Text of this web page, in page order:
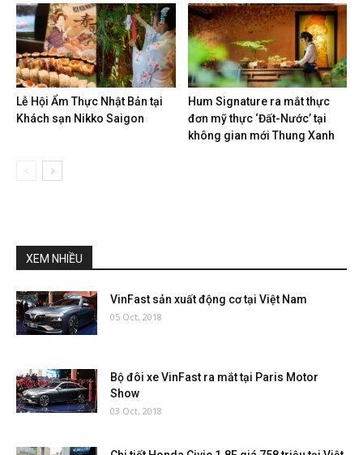
Lễ Hội Ẩm Thực Nhật Bản tại
Khách sạn Nikko Saigon
Hum Signature ra mắt thực
đơn mỹ thực ‘Đất-Nước’ tại
không gian mới Thung Xanh
XEM NHIỀU
VinFast sản xuất động cơ tại Việt Nam
05 Oct, 2018
Bộ đôi xe VinFast ra mắt tại Paris Motor
Show
03 Oct, 2018